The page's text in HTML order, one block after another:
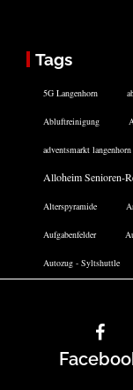
Tags
5G Langenhorn
Abluftreinigung
adventsmarkt langenhorn
Alloheim Senioren-
Alterspyramide
Aufgabenfelder
Autozug - Syltshuttle